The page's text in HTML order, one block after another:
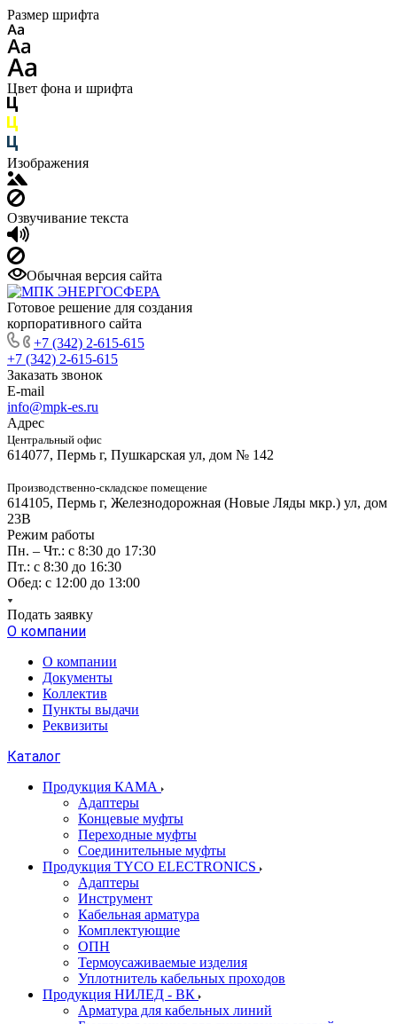
Размер шрифта
Цвет фона и шрифта
Изображения
Озвучивание текста
Обычная версия сайта
Готовое решение для создания
корпоративного сайта
+7 (342) 2-615-615
+7 (342) 2-615-615
Заказать звонок
E-mail
info@mpk-es.ru
Адрес
Центральный офис
614077, Пермь г, Пушкарская ул, дом № 142
Производственно-складское помещение
614105, Пермь г, Железнодорожная (Новые Ляды мкр.) ул, дом
23В
Режим работы
Пн. – Чт.: с 8:30 до 17:30
Пт.: с 8:30 до 16:30
Обед: с 12:00 до 13:00
Подать заявку
О компании
О компании
Документы
Коллектив
Пункты выдачи
Реквизиты
Каталог
Продукция КАМА
Адаптеры
Концевые муфты
Переходные муфты
Соединительные муфты
Продукция TYCO ELECTRONICS
Адаптеры
Инструмент
Кабельная арматура
Комплектующие
ОПН
Термоусаживаемые изделия
Уплотнитель кабельных проходов
Продукция НИЛЕД - ВК
Арматура для кабельных линий